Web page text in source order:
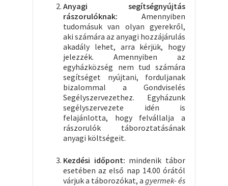
Anyagi segítségnyújtás
rászorulóknak: Amennyiben
tudomásuk van olyan gyerekről,
aki számára az anyagi hozzájárulás
akadály lehet, arra kérjük, hogy
jelezzék. Amennyiben az
egyházközség nem tud számára
segítséget nyújtani, forduljanak
bizalommal a Gondviselés
Segélyszervezethez. Egyházunk
segélyszervezete idén is
felajánlotta, hogy felvállalja a
rászorulók táboroztatásának
anyagi költségeit.
Kezdési időpont: mindenik tábor
esetében az első nap 14.00 órától
várjuk a táborozókat, a gyermek- és